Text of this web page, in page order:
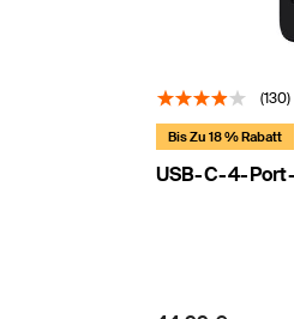
(130)
Bis Zu 18 % Rabatt
USB-C-4-